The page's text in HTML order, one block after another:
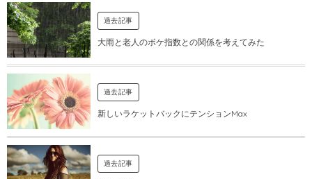
過去記事
大雨と老人のボケ指数との関係を考えてみた
過去記事
新しいラケットバックにテンションMax
過去記事